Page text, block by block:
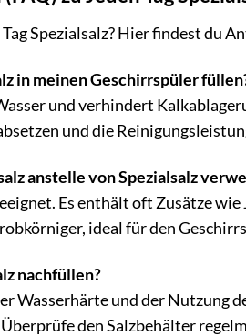
Tag Spezialsalz? Hier findest du
in meinen Geschirrspüler
und verhindert
und die
anstelle von Spezialsalz
Es enthält oft Zusätze
ideal für den
nachfüllen?
Wasserhärte und der Nutzung
den Salzbehälter